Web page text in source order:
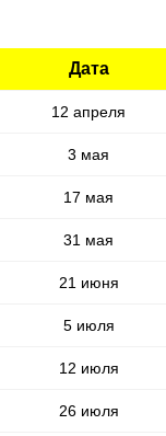
Дата
12 апреля
3 мая
17 мая
31 мая
21 июня
5 июля
12 июля
26 июля